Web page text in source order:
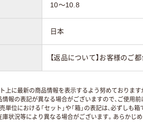
10～10.8
日本
【返品について】お客様のご
上に最新の商品情報を表示するよう努めております
報の表記が異なる場合がございますので、ご使用
単位における「セット」や「箱」の表記は、必ずしも
状況等により異なる場合がございます。あらかじめ